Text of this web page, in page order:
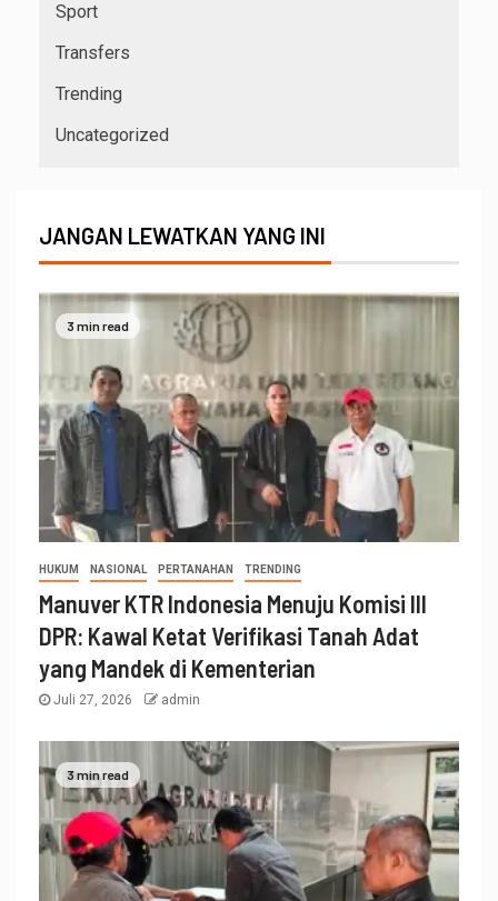
Sport
Transfers
Trending
Uncategorized
JANGAN LEWATKAN YANG INI
3 min read
HUKUM NASIONAL PERTANAHAN TRENDING
Manuver KTR Indonesia Menuju Komisi III
DPR: Kawal Ketat Verifikasi Tanah Adat
yang Mandek di Kementerian
Juli 27, 2026 admin
3 min read